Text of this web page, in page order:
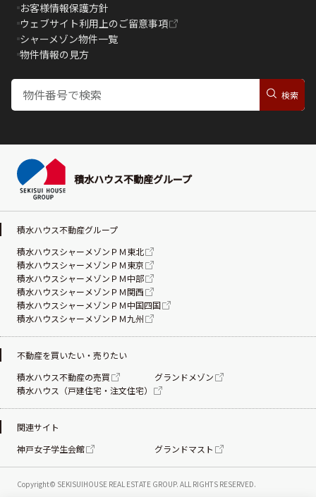
お客様情報保護方針
ウェブサイト利用上のご留意事項
シャーメゾン物件一覧
物件情報の見方
積水ハウス不動産グループ
Copyright© SEKISUIHOUSE REAL ESTATE GROUP. ALL RIGHTS RESERVED.
積水ハウス不動産グループ
積水ハウスシャーメゾンＰＭ東北
積水ハウスシャーメゾンＰＭ東京
積水ハウスシャーメゾンＰＭ中部
積水ハウスシャーメゾンＰＭ関西
積水ハウスシャーメゾンＰＭ中国四国
積水ハウスシャーメゾンＰＭ九州
不動産を買いたい・売りたい
積水ハウス不動産の売買
グランドメゾン
積水ハウス（戸建住宅・注文住宅）
関連サイト
神戸女子学生会館
グランドマスト